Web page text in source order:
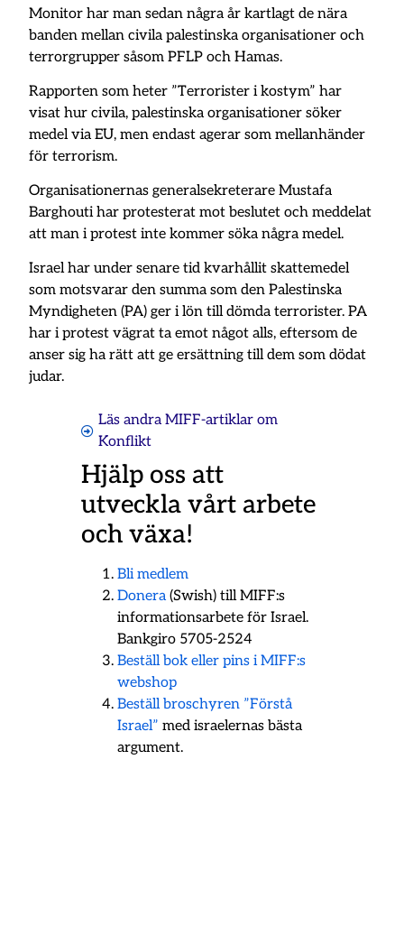
Monitor har man sedan några år kartlagt de nära
banden mellan civila palestinska organisationer och
terrorgrupper såsom PFLP och Hamas.
Rapporten som heter ”Terrorister i kostym” har
visat hur civila, palestinska organisationer söker
medel via EU, men endast agerar som mellanhänder
för terrorism.
Organisationernas generalsekreterare Mustafa
Barghouti har protesterat mot beslutet och meddelat
att man i protest inte kommer söka några medel.
Israel har under senare tid kvarhållit skattemedel
som motsvarar den summa som den Palestinska
Myndigheten (PA) ger i lön till dömda terrorister. PA
har i protest vägrat ta emot något alls, eftersom de
anser sig ha rätt att ge ersättning till dem som dödat
judar.
Läs andra MIFF-artiklar om
Konflikt
Hjälp oss att
utveckla vårt arbete
och växa!
Bli medlem
Donera(Swish) till MIFF:s
informationsarbete för Israel.
Bankgiro 5705-2524
Beställ bok eller pins i MIFF:s
webshop
Beställ broschyren ”Förstå
Israel” med israelernas bästa
argument.